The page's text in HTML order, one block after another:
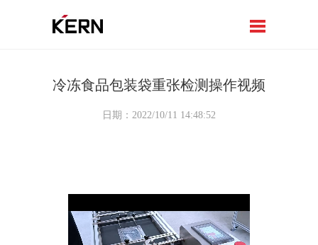
冷冻食品包装袋重张检测操作视频
日期：2022/10/11 14:48:52